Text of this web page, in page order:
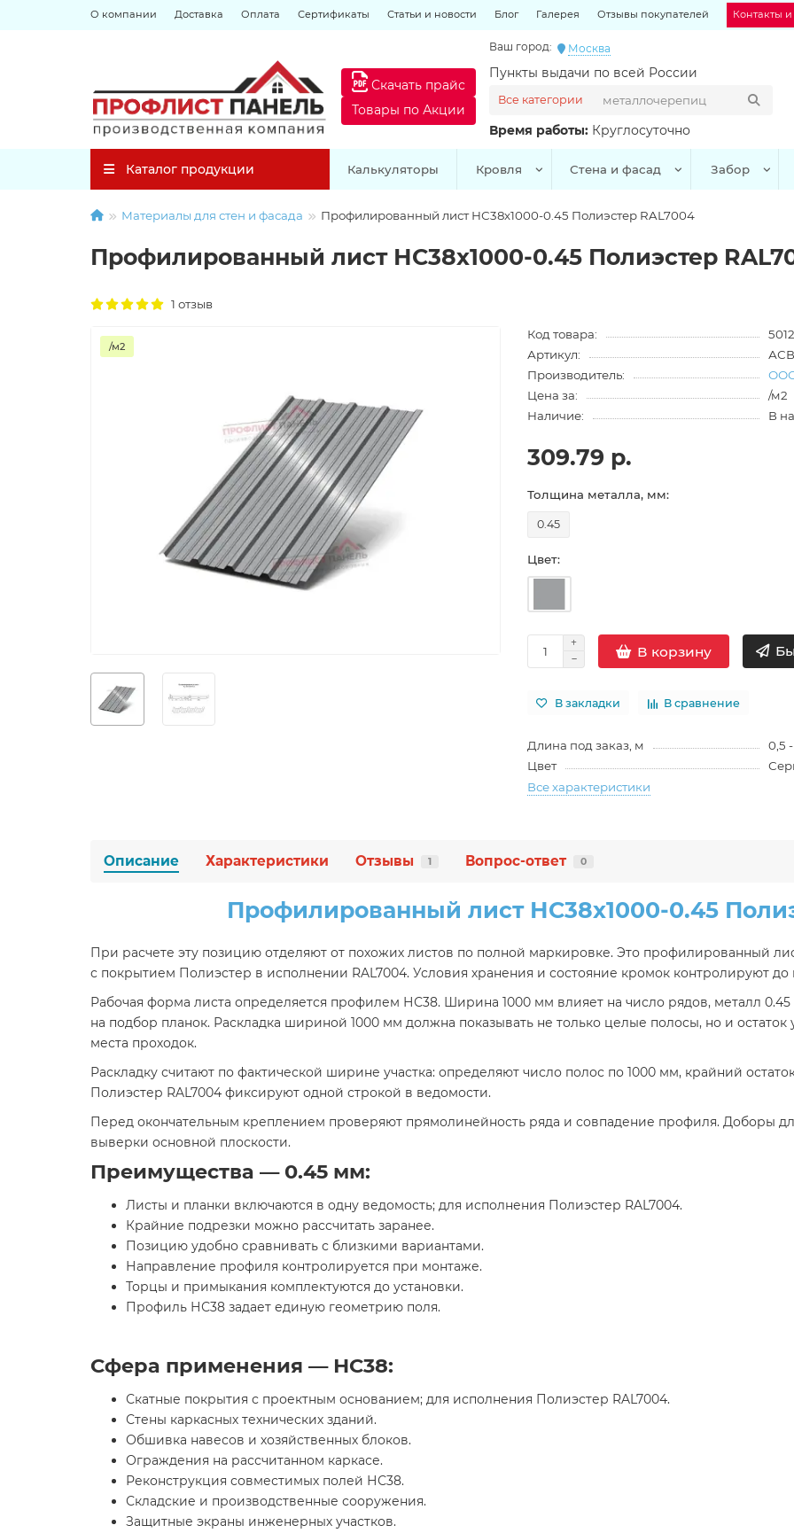
О компании Доставка Оплата Сертификаты Статьи и новости Блог Галерея Отзывы покупателей Контакты
Ваш город: Москва
Пункты выдачи по всей России
Время работы: Круглосуточно
Все категории
Скачать прайс
Товары по Акции
Каталог продукции Калькуляторы Кровля Стена и фасад Забор
Материалы для стен и фасада Профилированный лист НС38х1000-0.45 Полиэстер RAL7004
Профилированный лист НС38х1000-0.45 Полиэстер
1 отзыв
/м2
Код товара:
Артикул:
Производитель:
ООО
Цена за:
/м2
Наличие:
В
309.79 р.
Толщина металла, мм:
0.45
Цвет:
В корзину
В закладки В сравнение
Длина под заказ, м
0,5 -
Цвет
Все характеристики
Описание Характеристики Отзывы 1 Вопрос-ответ 0
Профилированный лист НС38х1000-0.45
При расчете эту позицию отделяют от похожих листов по полной маркировке. Это профилированный
с покрытием Полиэстер в исполнении RAL7004. Условия хранения и состояние кромок контролируют до
Рабочая форма листа определяется профилем НС38. Ширина 1000 мм влияет на число рядов, металл
на подбор планок. Раскладка шириной 1000 мм должна показывать не только целые полосы, но и
места проходок.
Раскладку считают по фактической ширине участка: определяют число полос по 1000 мм, крайний
Полиэстер RAL7004 фиксируют одной строкой в ведомости.
Перед окончательным креплением проверяют прямолинейность ряда и совпадение профиля. Доборы
выверки основной плоскости.
Преимущества — 0.45 мм:
Листы и планки включаются в одну ведомость; для исполнения Полиэстер RAL7004.
Крайние подрезки можно рассчитать заранее.
Позицию удобно сравнивать с близкими вариантами.
Направление профиля контролируется при монтаже.
Торцы и примыкания комплектуются до установки.
Профиль НС38 задает единую геометрию поля.
Сфера применения — НС38:
Скатные покрытия с проектным основанием; для исполнения Полиэстер RAL7004.
Стены каркасных технических зданий.
Обшивка навесов и хозяйственных блоков.
Ограждения на рассчитанном каркасе.
Реконструкция совместимых полей НС38.
Складские и производственные сооружения.
Защитные экраны инженерных участков.